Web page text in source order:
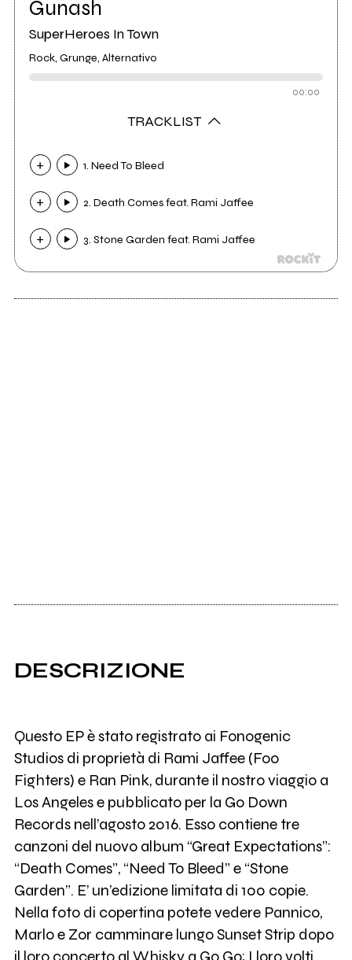
Gunash
SuperHeroes In Town
Rock, Grunge, Alternativo
00:00
TRACKLIST
1. Need To Bleed
2. Death Comes feat. Rami Jaffee
3. Stone Garden feat. Rami Jaffee
DESCRIZIONE
Questo EP è stato registrato ai Fonogenic
Studios di proprietà di Rami Jaffee (Foo
Fighters) e Ran Pink, durante il nostro viaggio a
Los Angeles e pubblicato per la Go Down
Records nell’agosto 2016. Esso contiene tre
canzoni del nuovo album “Great Expectations”:
“Death Comes”, “Need To Bleed” e “Stone
Garden”. E’ un’edizione limitata di 100 copie.
Nella foto di copertina potete vedere Pannico,
Marlo e Zor camminare lungo Sunset Strip dopo
il loro concerto al Whisky a Go Go; I loro volti